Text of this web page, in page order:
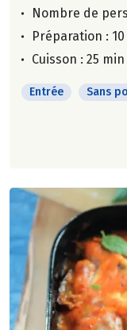
Nombre de
Préparation :
Cuisson : 25 min
Entrée Sans